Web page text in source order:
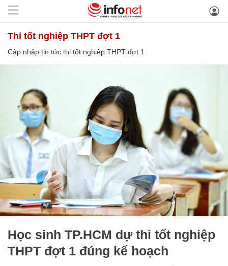
thi tốt nghiệp THPT đợt 1
Cập nhập tin tức thi tốt nghiệp THPT đợt 1
Học sinh TP.HCM dự thi tốt nghiệp
THPT đợt 1 đúng kế hoạch